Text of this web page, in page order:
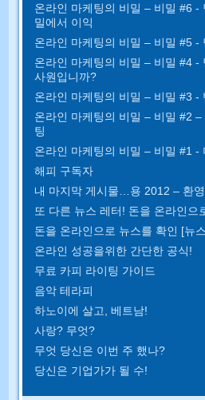
온라인 마케팅의 비밀 – 비밀 #6 -
밀에서 이익
온라인 마케팅의 비밀 – 비밀 #5 -
온라인 마케팅의 비밀 – 비밀 #4 -
사원입니까?
온라인 마케팅의 비밀 – 비밀 #3 -
온라인 마케팅의 비밀 – 비밀 #2
팅
온라인 마케팅의 비밀 – 비밀 #1 -
해피 구독자
내 마지막 게시물…용 2012 – 환
또 다른 뉴스 레터! 돈을 온라인으
돈을 온라인으로 뉴스를 확인 [뉴
온라인 성공을위한 간단한 공식!
무료 카피 라이팅 가이드
음악 테라피
하노이에 살고, 베트남!
사랑? 무엇?
무엇 당신은 이번 주 했나?
당신은 기업가가 될 수!